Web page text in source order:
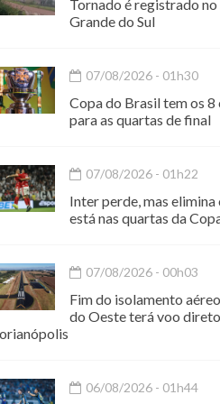
Tornado é registrado no
Grande do Sul
07/08/2026 - 01h30
Copa do Brasil tem os
para as quartas de final
07/08/2026 - 01h22
Inter perde, mas
está nas quartas da
07/08/2026 - 00h03
Fim do isolamento
do Oeste terá voo
06/08/2026 - 01h44